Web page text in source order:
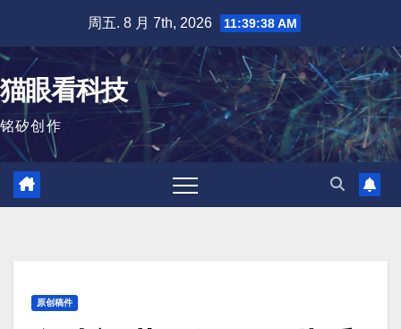
内
容
周五. 8 月 7th, 2026 11:39:39 AM
猫眼看科技
铭矽创作
原创稿件